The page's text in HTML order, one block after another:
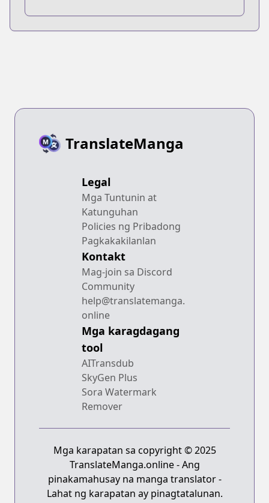
TranslateManga
Legal
Mga Tuntunin at
Katunguhan
Policies ng Pribadong
Pagkakakilanlan
Kontakt
Mag-join sa Discord
Community
help@translatemanga.
online
Mga karagdagang
tool
AITransdub
SkyGen Plus
Sora Watermark
Remover
Mga karapatan sa copyright © 2025
TranslateManga.online - Ang
pinakamahusay na manga translator -
Lahat ng karapatan ay pinagtatalunan.